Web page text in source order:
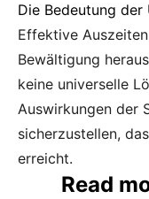
Die Bedeutung
Effektive
Bewältigung
keine universelle
Auswirkungen der
sicherzustellen,
erreicht.
Read